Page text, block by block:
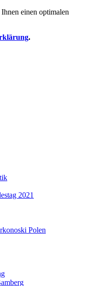
Ihnen einen optimalen
.
2021
Polen